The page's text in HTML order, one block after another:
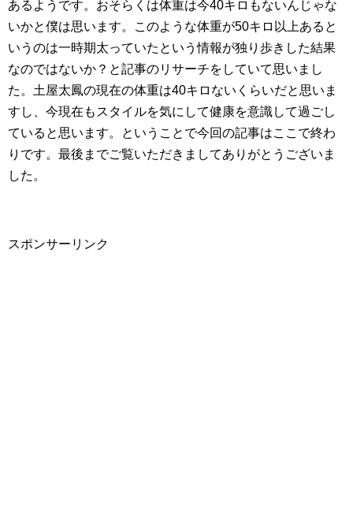
あるようです。おそらくは体重は今40キロもないんじゃな
いかと僕は思います。このような体重が50キロ以上あると
いうのは一時期太っていたという情報が独り歩きした結果
なのではないか？と記事のリサーチをしていて思いまし
た。土屋太鳳の現在の体重は40キロないくらいだと思いま
すし、今現在もスタイルを気にして健康を意識して過ごし
ていると思います。ということで今回の記事はここで終わ
りです。最後までご覧いただきましてありがとうございま
した。
スポンサーリンク